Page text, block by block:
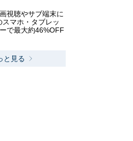
視聴やサブ端末に
スマホ・タブレッ
で最大約46%OFF
と見る